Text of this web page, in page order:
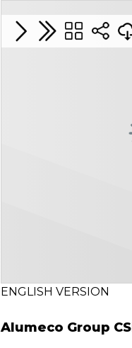
ENGLISH VERSION
Alumeco Group